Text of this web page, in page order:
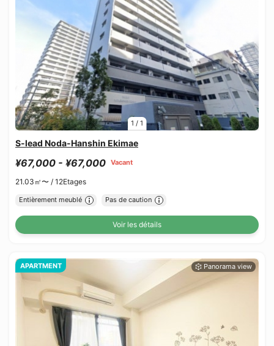
1 / 1
S-lead Noda-Hanshin Ekimae
¥67,000 - ¥67,000 Vacant
21.03㎡〜 / 12Etages
Entièrement meublé Pas de caution
Voir les détails
APARTMENT